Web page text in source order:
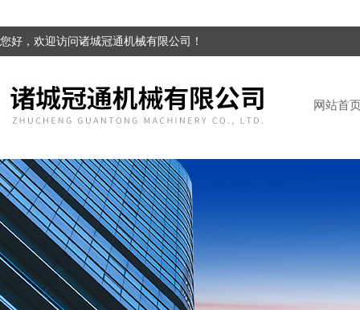
您好，欢迎访问诸城冠通机械有限公司！
网站首